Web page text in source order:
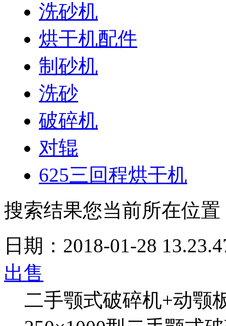
洗砂机
烘干机配件
制砂机
洗砂
破碎机
对辊
625三回程烘干机
搜索结果您当前所在位置
日期：2018-01-28
出售
二手颚式破碎机+动颚